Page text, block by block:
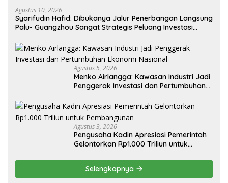
Agustus 10, 2026
Syarifudin Hafid: Dibukanya Jalur Penerbangan Langsung
Palu- Guangzhou Sangat Strategis Peluang Investasi
Agustus 5, 2026
Menko Airlangga: Kawasan Industri Jadi
Penggerak Investasi dan Pertumbuhan
Agustus 3, 2026
Pengusaha Kadin Apresiasi Pemerintah
Gelontorkan Rp1.000 Triliun untuk
Selengkapnya